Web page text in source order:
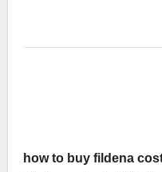
how to buy fildena